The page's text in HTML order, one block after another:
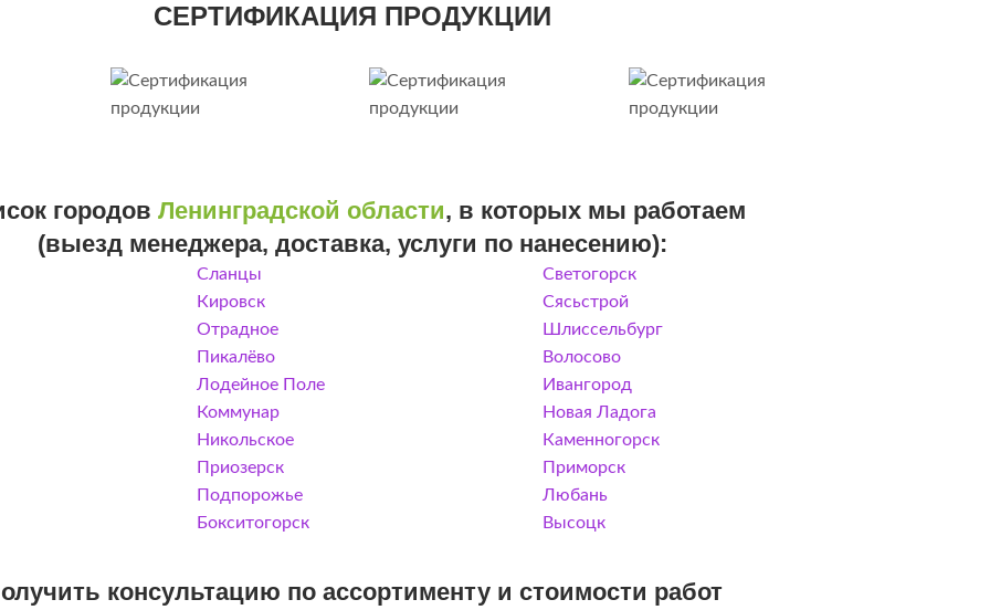
СЕРТИФИКАЦИЯ ПРОДУКЦИИ
городовЛенинградской области, в которых мы работаем
(выезд менеджера, доставка, услуги по нанесению):
Сланцы
Кировск
Отрадное
Пикалёво
Лодейное Поле
Коммунар
Никольское
Приозерск
Подпорожье
Бокситогорск
Светогорск
Сясьстрой
Шлиссельбург
Волосово
Ивангород
Новая Ладога
Каменногорск
Приморск
Любань
Высоцк
консультацию по ассортименту и стоимости работ